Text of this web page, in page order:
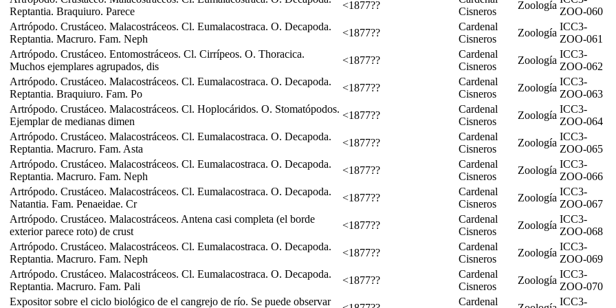
Reptantia. Braquiuro. Parece
<1877??
Cisneros
Zoología
ZOO-060
Artrópodo. Crustáceo. Malacostráceos. Cl. Eumalacostraca. O. Decapoda.
Reptantia. Macruro. Fam. Neph
<1877??
Cardenal
Cisneros
Zoología
ICC3-
ZOO-061
Artrópodo. Crustáceo. Entomostráceos. Cl. Cirrípeos. O. Thoracica.
Muchos ejemplares agrupados, dis
<1877??
Cardenal
Cisneros
Zoología
ICC3-
ZOO-062
Artrópodo. Crustáceo. Malacostráceos. Cl. Eumalacostraca. O. Decapoda.
Reptantia. Braquiuro. Fam. Po
<1877??
Cardenal
Cisneros
Zoología
ICC3-
ZOO-063
Artrópodo. Crustáceo. Malacostráceos. Cl. Hoplocáridos. O. Stomatópodos.
Ejemplar de medianas dimen
<1877??
Cardenal
Cisneros
Zoología
ICC3-
ZOO-064
Artrópodo. Crustáceo. Malacostráceos. Cl. Eumalacostraca. O. Decapoda.
Reptantia. Macruro. Fam. Asta
<1877??
Cardenal
Cisneros
Zoología
ICC3-
ZOO-065
Artrópodo. Crustáceo. Malacostráceos. Cl. Eumalacostraca. O. Decapoda.
Reptantia. Macruro. Fam. Neph
<1877??
Cardenal
Cisneros
Zoología
ICC3-
ZOO-066
Artrópodo. Crustáceo. Malacostráceos. Cl. Eumalacostraca. O. Decapoda.
Natantia. Fam. Penaeidae. Cr
<1877??
Cardenal
Cisneros
Zoología
ICC3-
ZOO-067
Artrópodo. Crustáceo. Malacostráceos. Antena casi completa (el borde
exterior parece roto) de crust
<1877??
Cardenal
Cisneros
Zoología
ICC3-
ZOO-068
Artrópodo. Crustáceo. Malacostráceos. Cl. Eumalacostraca. O. Decapoda.
Reptantia. Macruro. Fam. Neph
<1877??
Cardenal
Cisneros
Zoología
ICC3-
ZOO-069
Artrópodo. Crustáceo. Malacostráceos. Cl. Eumalacostraca. O. Decapoda.
Reptantia. Macruro. Fam. Pali
<1877??
Cardenal
Cisneros
Zoología
ICC3-
ZOO-070
Expositor sobre el ciclo biológico de el cangrejo de río. Se puede observar
Cardenal
ICC3-